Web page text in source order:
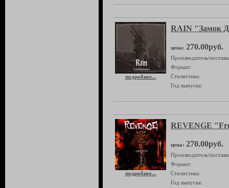
подробнее...
RAIN "Замок
цена: 270.00руб.
Производитель/
Формат:
Стилистика:
Год выпуска:
подробнее...
REVENGE
цена: 270.00руб.
Производитель/
Формат:
Стилистика:
Год выпуска: